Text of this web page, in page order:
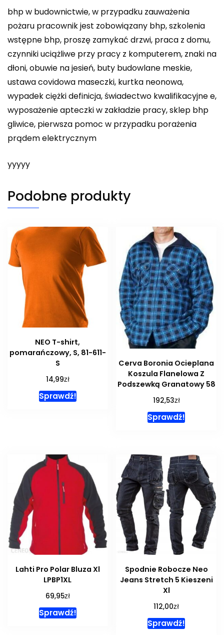
bhp w budownictwie, w przypadku zauważenia
pożaru pracownik jest zobowiązany bhp, szkolenia
wstępne bhp, proszę zamykać drzwi, praca z domu,
czynniki uciążliwe przy pracy z komputerem, znaki na
dłoni, obuwie na jesień, buty budowlane meskie,
ustawa covidowa maseczki, kurtka neonowa,
wypadek ciężki definicja, świadectwo kwalifikacyjne e,
wyposażenie apteczki w zakładzie pracy, sklep bhp
gliwice, pierwsza pomoc w przypadku porażenia
prądem elektrycznym
yyyyy
Podobne produkty
NEO T-shirt,
pomarańczowy, S, 81-611-
S
14,99zł
Sprawdź!
Cerva Boronia Ocieplana
Koszula Flanelowa Z
Podszewką Granatowy 58
192,53zł
Sprawdź!
Lahti Pro Polar Bluza Xl
LPBP1XL
69,95zł
Sprawdź!
Spodnie Robocze Neo
Jeans Stretch 5 Kieszeni
Xl
112,00zł
Sprawdź!